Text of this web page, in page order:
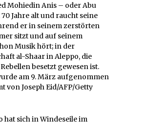
Mohiedin Anis – oder Abu
Jahre alt und raucht seine
er in seinem zerstörten
sitzt und auf seinem
Musik hört; in der
al-Shaar in Aleppo, die
besetzt gewesen ist.
am 9. März aufgenommen
von Joseph Eid/AFP/Getty
hat sich in Windeseile im